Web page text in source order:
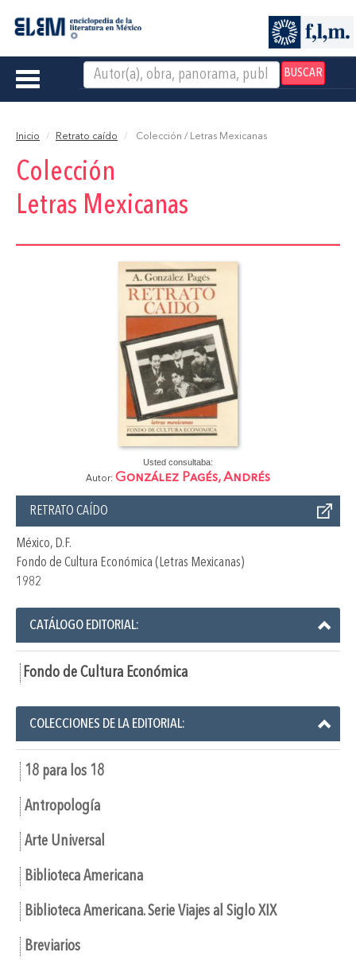
BUSCAR
Toggle
Inicio Retrato caído Colección / Letras Mexicanas
Colección
Letras Mexicanas
Usted consultaba:
Autor: González Pagés, Andrés
RETRATO CAÍDO
México, D.F.
Fondo de Cultura Económica (Letras Mexicanas)
1982
CATÁLOGO EDITORIAL:
Fondo de Cultura Económica
COLECCIONES DE LA EDITORIAL:
18 para los 18
Antropología
Arte Universal
Biblioteca Americana
Biblioteca Americana. Serie Viajes al Siglo XIX
Breviarios